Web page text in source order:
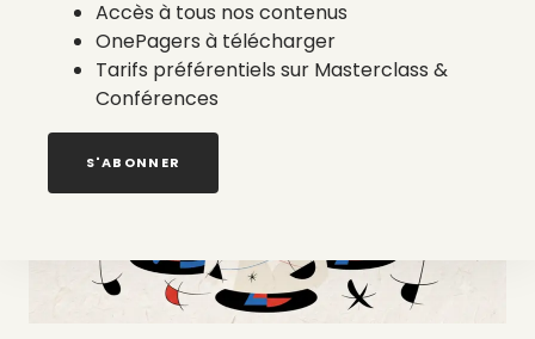
6 août 2026Accès à tous nos contenus
OnePagers à télécharger
Tarifs préférentiels sur Masterclass &
Conférences
S'ABONNER